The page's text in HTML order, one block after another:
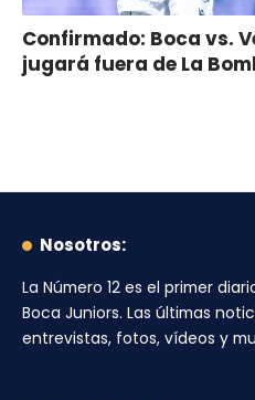
Confirmado: Boca vs.
jugará fuera de La
Nosotros:
La Número 12 es el primer
Boca Juniors. Las últimas
entrevistas, fotos, vídeos y